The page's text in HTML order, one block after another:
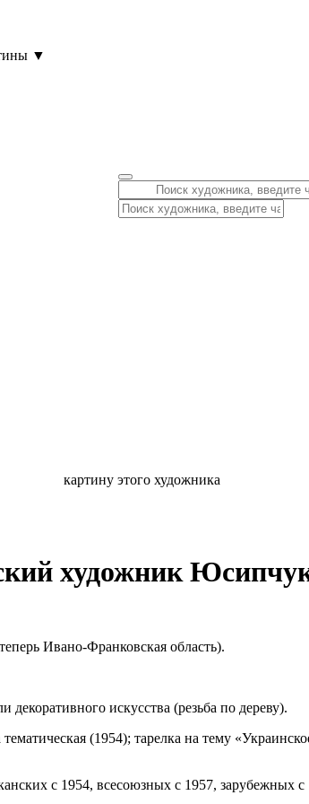
▼
картину этого художника
художник
Ивано-Франковская область).
декоративного искусства (резьба по дереву).
(1954); тарелка на тему
с 1954, всесоюзных с 1957, зарубежных с